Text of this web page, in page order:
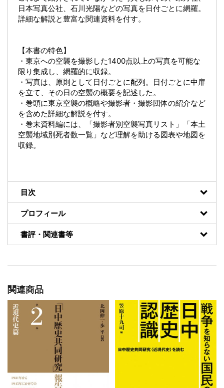
日本写真公社、石川光陽などの写真を日付ごとに網羅。
詳細な解説と豊富な関連資料を付す。
【本書の特色】
・東京への空襲を撮影した1400点以上の写真を可能な
限り集成し、網羅的に収録。
・写真は、原則として日付ごとに配列。日付ごとに中扉
を立て、その日の空襲の概要を記述した。
・巻頭に東京空襲の概略や撮影者・撮影団体の紹介など
を含めた詳細な解説を付す。
・巻末資料編には、「撮影者別空襲写真リスト」「本土
空襲地域別死者数一覧」など理解を助ける図表や地図を
収録。
目次
プロフィール
書評・関連書等
関連商品